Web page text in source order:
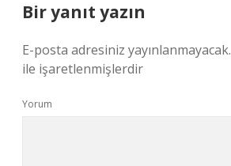
Bir yanıt yazın
E-posta adresiniz yayınlanmayacak.
ile işaretlenmişlerdir
Yorum